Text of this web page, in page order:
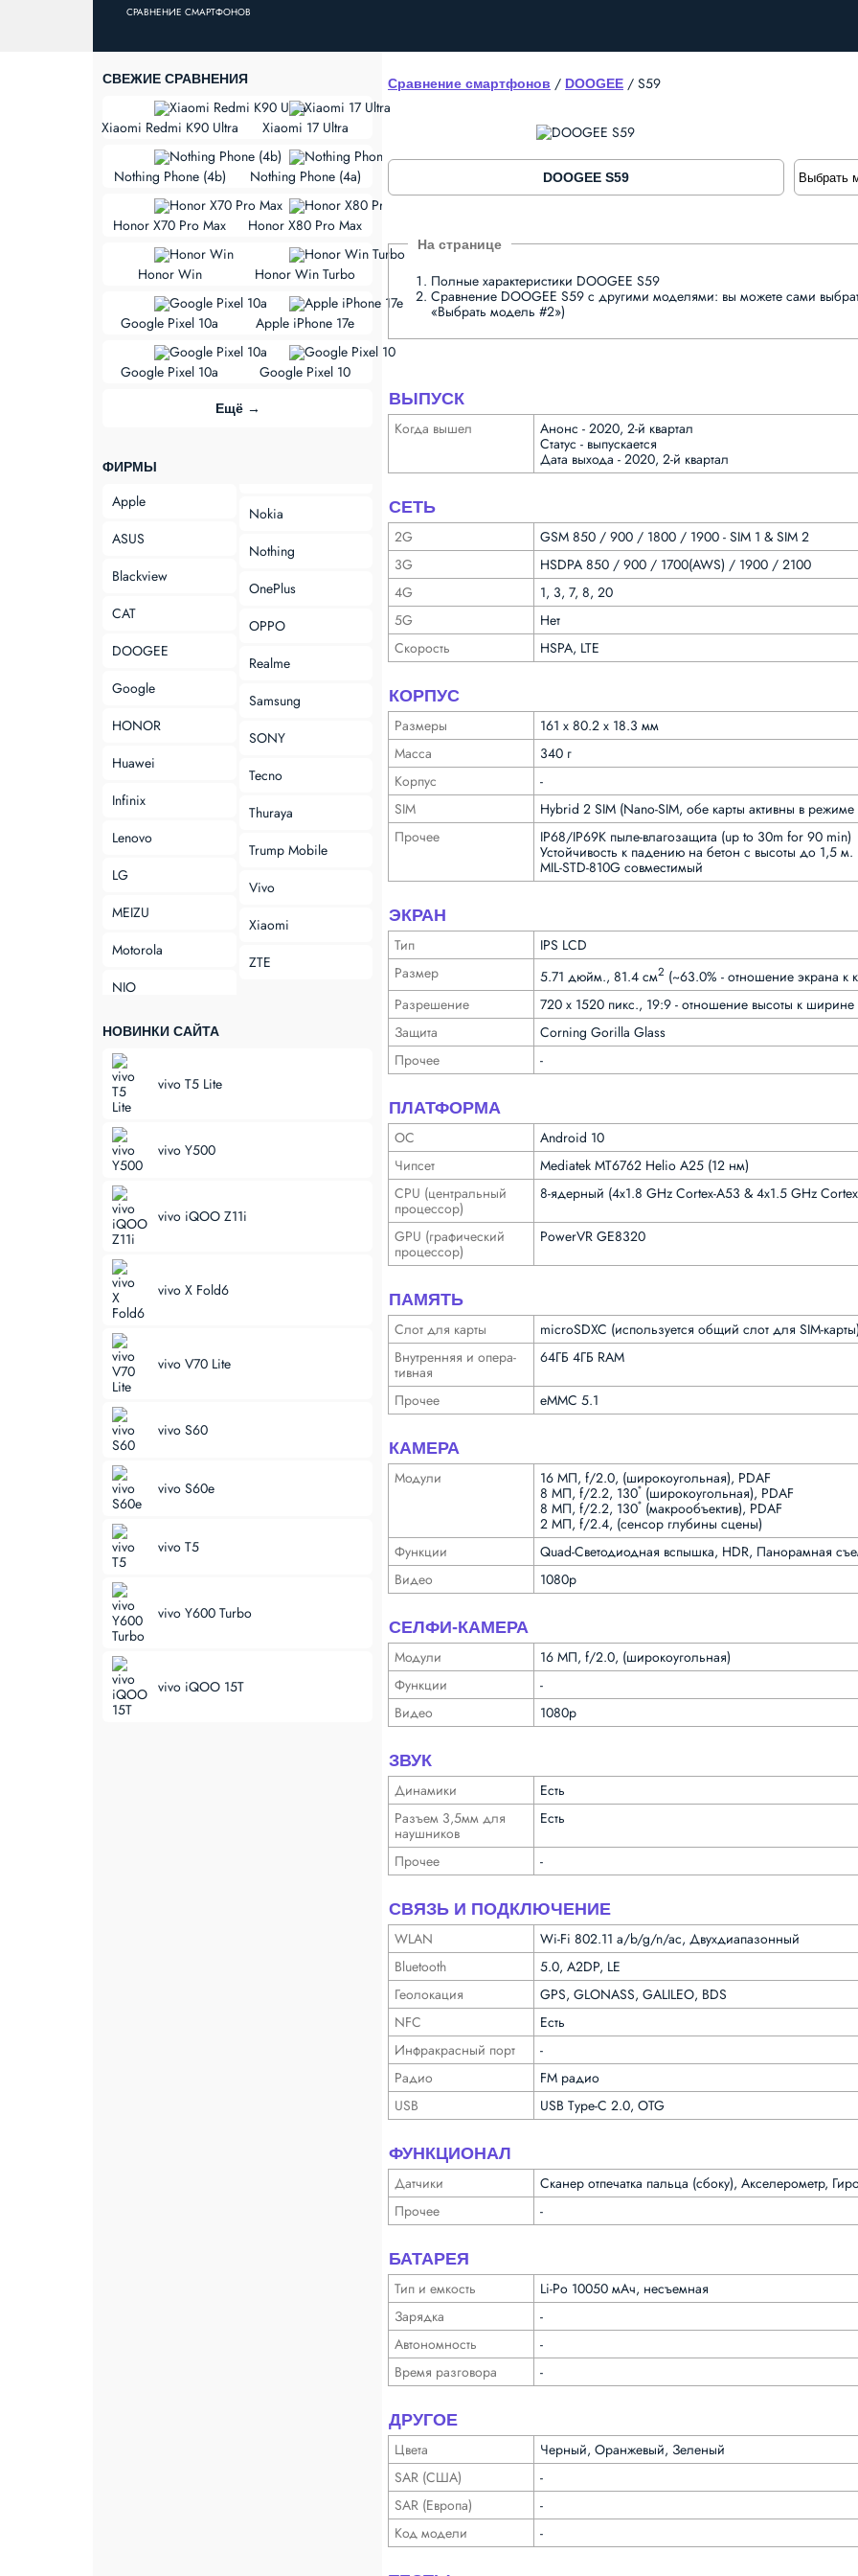
СРАВНЕНИЕ СМАРТФОНОВ
СВЕЖИЕ СРАВНЕНИЯ
Xiaomi Redmi K90 Ultra
vs
Xiaomi 17 Ultra
Nothing Phone (4b)
vs
Nothing Phone (4a)
Honor X70 Pro Max
vs
Honor X80 Pro Max
Honor Win
vs
Honor Win Turbo
Google Pixel 10a
vs
Apple iPhone 17e
Google Pixel 10a
vs
Google Pixel 10
Ещё →
ФИРМЫ
Apple
ASUS
Blackview
CAT
DOOGEE
Google
HONOR
Huawei
Infinix
Lenovo
LG
MEIZU
Motorola
NIO
Nokia
Nothing
OnePlus
OPPO
Realme
Samsung
SONY
Tecno
Thuraya
Trump Mobile
Vivo
Xiaomi
ZTE
НОВИНКИ САЙТА
vivo T5 Lite
vivo Y500
vivo iQOO Z11i
vivo X Fold6
vivo V70 Lite
vivo S60
vivo S60e
vivo T5
vivo Y600 Turbo
vivo iQOO 15T
Сравнение смартфонов / DOOGEE / S59
DOOGEE S59
Полные характеристики DOOGEE S59
Сравнение DOOGEE S59 с другими моделями: вы можете сами
«Выбрать модель #2»)
ВЫПУСК
Когда вышел
Анонс - 2020, 2-й квартал
Статус - выпускается
Дата выхода - 2020, 2-й квартал
СЕТЬ
2G
GSM 850 / 900 / 1800 / 1900 - SIM 1 & SIM 2
3G
HSDPA 850 / 900 / 1700(AWS) / 1900 / 2100
4G
1, 3, 7, 8, 20
5G
Нет
Скорость
HSPA, LTE
КОРПУС
Размеры
161 x 80.2 x 18.3 мм
Масса
340 г
Корпус
-
SIM
Hybrid 2 SIM (Nano-SIM, обе карты активны в
Прочее
IP68/IP69K пыле-влагозащита (up to 30m for 90 min)
Устойчивость к падению на бетон с высоты до 1,5 м.
MIL-STD-810G совместимый
ЭКРАН
Тип
IPS LCD
Размер
5.71 дюйм., 81.4 см2 (~63.0% - отношение экрана к
Разре­шение
720 x 1520 пикс., 19:9 - отношение высоты к
Защита
Corning Gorilla Glass
Прочее
-
ПЛАТФОРМА
ОС
Android 10
Чипсет
Mediatek MT6762 Helio A25 (12 нм)
CPU (централь­ный
процес­сор)
8-ядерный (4x1.8 GHz Cortex-A53 & 4x1.5 GHz
GPU (графи­ческий
процес­сор)
PowerVR GE8320
ПАМЯТЬ
Слот для карты
microSDXC (используется общий слот для SIM-карты)
Внутрен­няя и опера­
тивная
64ГБ 4ГБ RAM
Прочее eMMC 5.1
КАМЕРА
Модули
16 МП, f/2.0, (широкоугольная), PDAF
8 МП, f/2.2, 130˚ (широкоугольная), PDAF
8 МП, f/2.2, 130˚ (макрообъектив), PDAF
2 МП, f/2.4, (сенсор глубины сцены)
Функ­ции
Quad-Светодиодная вспышка, HDR, Панорамная
Видео
1080p
СЕЛФИ-КАМЕРА
Модули
16 МП, f/2.0, (широкоугольная)
Функ­ции
-
Видео
1080p
ЗВУК
Динамики
Есть
Разъем 3,5мм для
науш­ников
Есть
Прочее -
СВЯЗЬ И ПОДКЛЮЧЕНИЕ
WLAN
Wi-Fi 802.11 a/b/g/n/ac, Двухдиапазонный
Bluetooth
5.0, A2DP, LE
Геолока­ция
GPS, GLONASS, GALILEO, BDS
NFC
Есть
Инфра­красный порт
-
Радио
FM радио
USB
USB Type-C 2.0, OTG
ФУНКЦИОНАЛ
Датчики
Сканер отпечатка пальца (сбоку), Акселерометр,
Прочее
-
БАТАРЕЯ
Тип и емкость
Li-Po 10050 мАч, несъемная
Зарядка
-
Автоно­мность
-
Время разговора
-
ДРУГОЕ
Цвета
Черный, Оранжевый, Зеленый
SAR (США)
-
SAR (Европа)
-
Код модели
-